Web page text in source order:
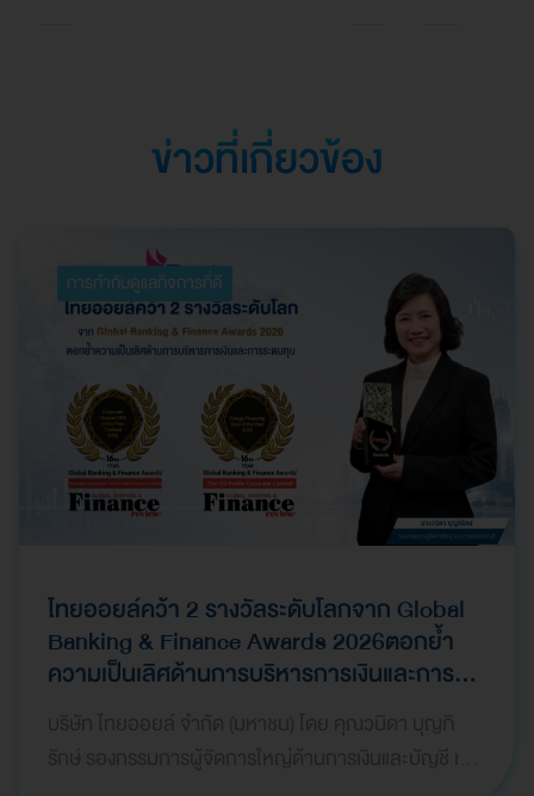
ข่าวที่เกี่ยวข้อง
การกำกับดูแลกิจการที่ดี
ไทยออยล์คว้า 2 รางวัลระดับโลกจาก Global
Banking & Finance Awards 2026ตอกย้ำ
ความเป็นเลิศด้านการบริหารการเงินและการ